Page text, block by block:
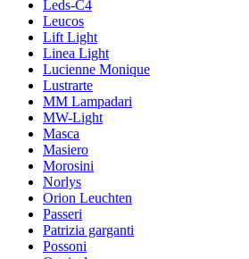
Leds-C4
Leucos
Lift Light
Linea Light
Lucienne Monique
Lustrarte
MM Lampadari
MW-Light
Masca
Masiero
Morosini
Norlys
Orion Leuchten
Passeri
Patrizia garganti
Possoni